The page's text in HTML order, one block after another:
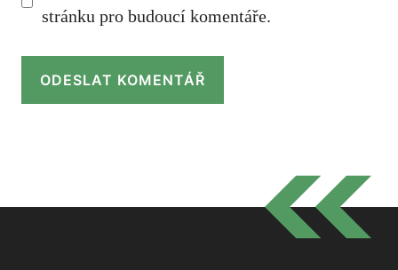
stránku pro budoucí komentáře.